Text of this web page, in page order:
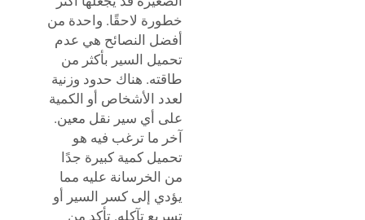
خطورة لاحقًا. واحدة من
أفضل النصائح هي عدم
تحميل السير بأكثر من
طاقته. هناك حدود وزنية
لعدد الأشخاص أو الكمية
على أي سير نقل معين.
آخر ما ترغب فيه هو
تحميل كمية كبيرة جدًا
من الخرسانة عليه مما
يؤدي إلى كسر السير أو
تسريع تآكله. تأكد من